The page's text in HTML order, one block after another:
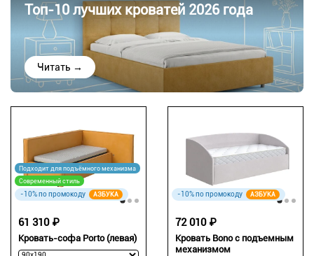
Топ-10 лучших кроватей 2026 года
Читать →
Подходит для подъёмного механизма
Современный стиль
-10% по промокоду АЗБУКА
Кровать-софа Porto (левая)
61 310 ₽
-10% по промокоду АЗБУКА
Кровать Bono с подъемным
механизмом
72 010 ₽